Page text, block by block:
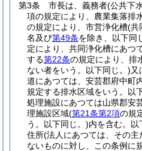
第3条
市長は、義務者(公共下
項の規定により、農業集落排
の規定により、市営浄化槽(共
名及び第49条を除き、以下同
定により、共同浄化槽にあつ
する第22条の規定により、排
ない者をいう。以下同じ。)又
道にあつては、安芸郡府中町
規定する排水区域をいう。以
処理施設にあつては山県郡安
理施設区域(第21条第2項の規
う。以下同じ。)内を含む。以
住所(法人にあつては、その主
ないものに対し、この条例に